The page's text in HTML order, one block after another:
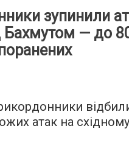
зупинили
Бахмутом — до
атак на